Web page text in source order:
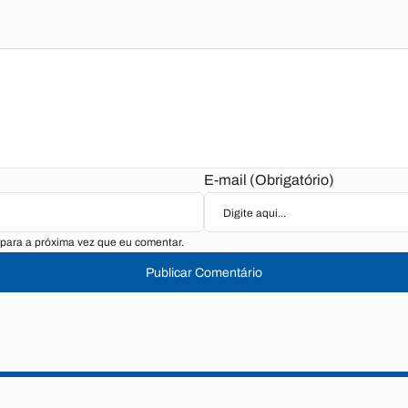
E-mail (Obrigatório)
a próxima vez que eu comentar.
Publicar Comentário